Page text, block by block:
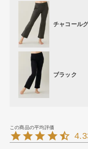
チャコール
ブラック